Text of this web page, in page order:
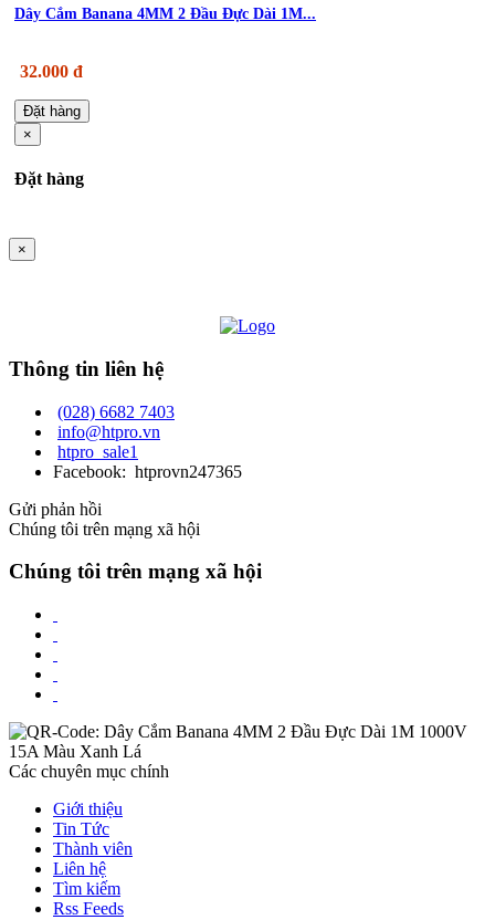
Dây Cắm Banana 4MM 2 Đầu Đực Dài 1M...
32.000 đ
Đặt hàng
×
Đặt hàng
×
Thông tin liên hệ
(028) 6682 7403
info@htpro.vn
htpro_sale1
Facebook: htprovn247365
Gửi phản hồi
Chúng tôi trên mạng xã hội
Chúng tôi trên mạng xã hội
Các chuyên mục chính
Giới thiệu
Tin Tức
Thành viên
Liên hệ
Tìm kiếm
Rss Feeds